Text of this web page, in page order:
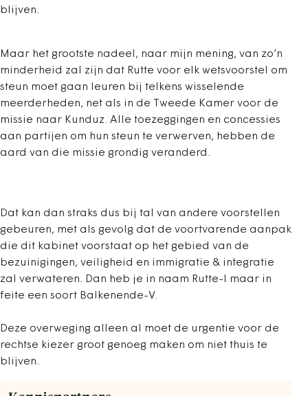
blijven.
Maar het grootste nadeel, naar mijn mening, van zo’n
minderheid zal zijn dat Rutte voor elk wetsvoorstel om
steun moet gaan leuren bij telkens wisselende
meerderheden, net als in de Tweede Kamer voor de
missie naar Kunduz. Alle toezeggingen en concessies
aan partijen om hun steun te verwerven, hebben de
aard van die missie grondig veranderd.
Dat kan dan straks dus bij tal van andere voorstellen
gebeuren, met als gevolg dat de voortvarende aanpak
die dit kabinet voorstaat op het gebied van de
bezuinigingen, veiligheid en immigratie & integratie
zal verwateren. Dan heb je in naam Rutte-I maar in
feite een soort Balkenende-V.
Deze overweging alleen al moet de urgentie voor de
rechtse kiezer groot genoeg maken om niet thuis te
blijven.